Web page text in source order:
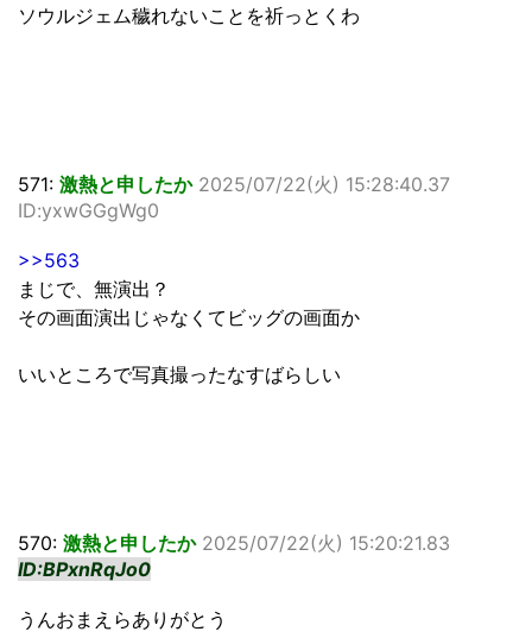
ソウルジェム穢れないことを祈っとくわ
571: 激熱と申したか 2025/07/22(火) 15:28:40.37
ID:yxwGGgWg0
>>563
まじで、無演出？
その画面演出じゃなくてビッグの画面か
いいところで写真撮ったなすばらしい
570: 激熱と申したか 2025/07/22(火) 15:20:21.83
ID:BPxnRqJo0
うんおまえらありがとう